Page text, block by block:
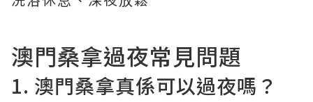
澳門桑拿過夜常見問題
1. 澳門桑拿真係可以過夜嗎？